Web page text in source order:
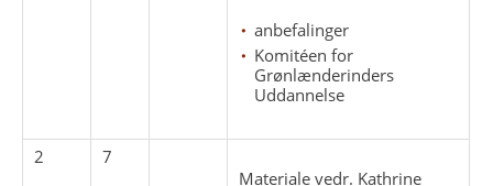
anbefalinger
Komitéen for
Grønlænderinders
Uddannelse
2
7
Materiale vedr. Kathrine